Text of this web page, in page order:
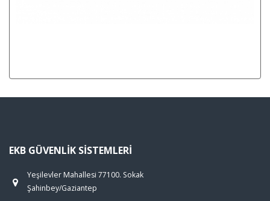
EKB GÜVENLIK SISTEMLERI
Yeşilevler Mahallesi 77100. Sokak
Şahinbey/Gaziantep